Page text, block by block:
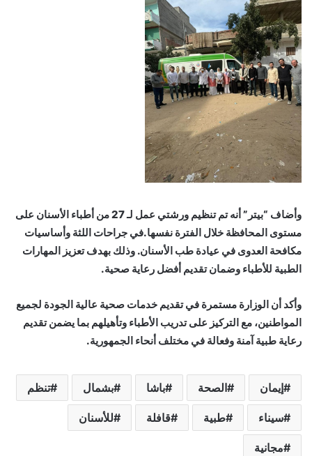
وأضاف “بيتر” أنه تم تنظيم ورشتي عمل لـ 27 من أطباء الأسنان على
مستوى المحافظة خلال الفترة نفسها.في جراحات اللثة وأساسيات
مكافحة العدوى في عيادة طب الأسنان. وذلك بهدف تعزيز المهارات
الطبية للأطباء وضمان تقديم أفضل رعاية صحية.
وأكد أن الوزارة مستمرة في تقديم خدمات صحية عالية الجودة لجميع
المواطنين، مع التركيز على تدريب الأطباء وتأهيلهم بما يضمن تقديم
رعاية طبية آمنة وفعالة في مختلف أنحاء الجمهورية.
إيمان الصحة باشا بشمال تنظم
سيناء طبية قافلة للأسنان
مجانية